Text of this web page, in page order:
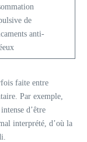
de
anti-
faite entre
Par exemple,
d’être
interprété, d’où la